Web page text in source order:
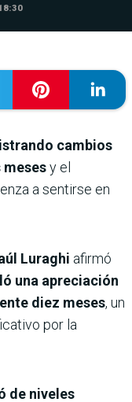
cambios
y el
a sentirse en
Luraghi afirmó
una apreciación
diez meses, un
por la
de niveles